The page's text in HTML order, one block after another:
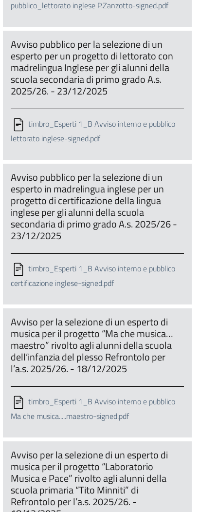
pubblico_lettorato inglese P.Zanzotto-signed.pdf
Avviso pubblico per la selezione di un
esperto per un progetto di lettorato con
madrelingua Inglese per gli alunni della
scuola secondaria di primo grado A.s.
2025/26. - 23/12/2025
timbro_Esperti 1_B Avviso interno e pubblico
lettorato inglese-signed.pdf
Avviso pubblico per la selezione di un
esperto in madrelingua inglese per un
progetto di certificazione della lingua
inglese per gli alunni della scuola
secondaria di primo grado A.s. 2025/26 -
23/12/2025
timbro_Esperti 1_B Avviso interno e pubblico
certificazione inglese-signed.pdf
Avviso per la selezione di un esperto di
musica per il progetto “Ma che musica…
maestro” rivolto agli alunni della scuola
dell’infanzia del plesso Refrontolo per
l’a.s. 2025/26. - 18/12/2025
timbro_Esperti 1_B Avviso interno e pubblico
Ma che musica.....maestro-signed.pdf
Avviso per la selezione di un esperto di
musica per il progetto “Laboratorio
Musica e Pace” rivolto agli alunni della
scuola primaria “Tito Minniti” di
Refrontolo per l’a.s. 2025/26. -